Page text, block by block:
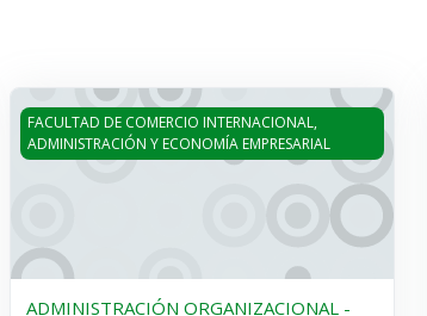
Y AUDITORÍA - PRESENCIAL
ADMINISTRACIÓN ORGANIZACIONAL -
FACULTAD DE COMERCIO INTERNACIONAL,
ADMINISTRACIÓN Y ECONOMÍA EMPRESARIAL
ADMINISTRACIÓN ORGANIZACIONAL -